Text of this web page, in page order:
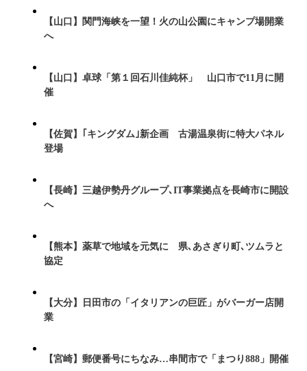
【山口】関門海峡を一望！火の山公園にキャンプ場開業
へ
【山口】卓球「第１回石川佳純杯」 山口市で11月に開
催
【佐賀】｢キングダム｣新企画 古湯温泉街に特大パネル
登場
【長崎】三越伊勢丹グループ､IT事業拠点を長崎市に開設
へ
【熊本】薬草で地域を元気に 県､あさぎり町､ツムラと
協定
【大分】日田市の「イタリアンの巨匠」がバーガー店開
業
【宮崎】郵便番号にちなみ…串間市で「まつり888」開催